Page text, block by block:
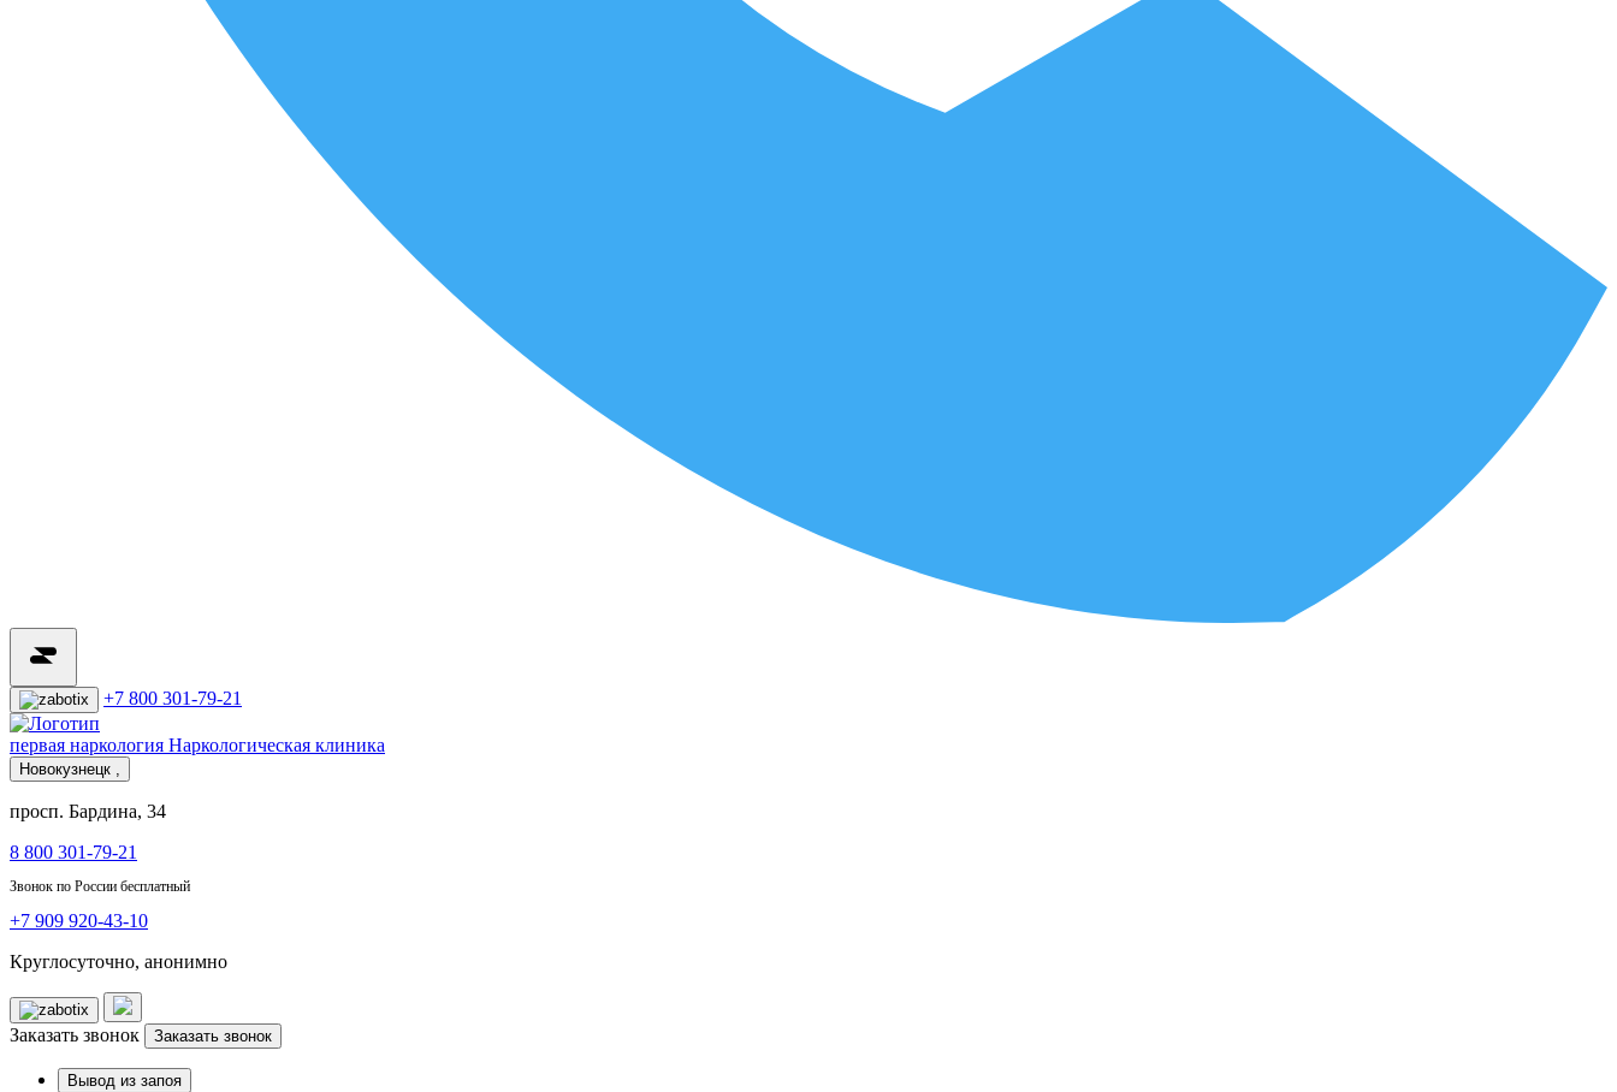
+7 800 301-79-21
первая наркология Наркологическая клиника
Новокузнецк ,
просп. Бардина, 34
8 800 301-79-21
Звонок по России бесплатный
+7 909 920-43-10
Круглосуточно, анонимно
Заказать звонок Заказать звонок
Вывод из запоя